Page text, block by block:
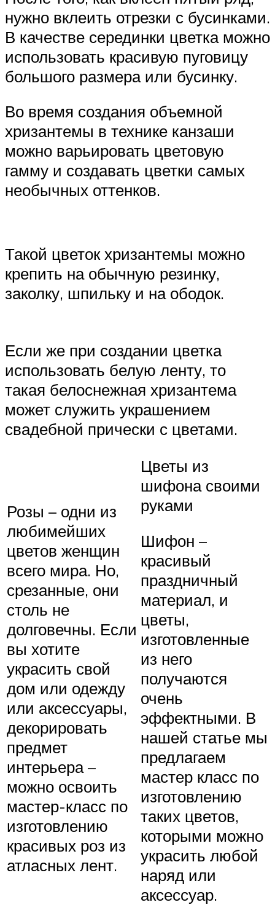
нужно вклеить отрезки с бусинками.
В качестве серединки цветка можно
использовать красивую пуговицу
большого размера или бусинку.
Во время создания объемной
хризантемы в технике канзаши
можно варьировать цветовую
гамму и создавать цветки самых
необычных оттенков.
Такой цветок хризантемы можно
крепить на обычную резинку,
заколку, шпильку и на ободок.
Если же при создании цветка
использовать белую ленту, то
такая белоснежная хризантема
может служить украшением
свадебной прически с цветами.
Розы – одни из
любимейших
цветов женщин
всего мира. Но,
срезанные, они
столь не
долговечны. Если
вы хотите
украсить свой
дом или одежду
или аксессуары,
декорировать
предмет
интерьера –
можно освоить
мастер-класс по
изготовлению
красивых роз из
атласных лент.
Цветы из
шифона своими
руками
Шифон –
красивый
праздничный
материал, и
цветы,
изготовленные
из него
получаются
очень
эффектными. В
нашей статье мы
предлагаем
мастер класс по
изготовлению
таких цветов,
которыми можно
украсить любой
наряд или
аксессуар.